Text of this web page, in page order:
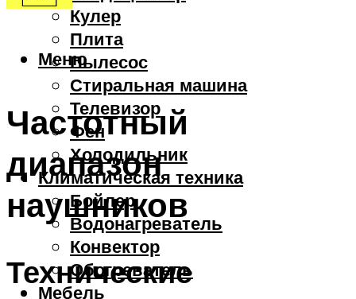
Кулер
Плита
Пылесос
Стиральная машина
Телевизор
Фен
Холодильник
Климатическая техника
Бойлер
Водонагреватель
Конвектор
Обогреватель
Мебель
Меню
Частотный
диапазон
наушников
Технические